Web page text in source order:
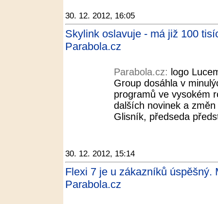
30. 12. 2012, 16:05
Skylink oslavuje - má již 100
Parabola.cz
Parabola.cz: logo
Group dosáhla v
programů ve vysokém
dalších novinek a
Glisník, předseda
30. 12. 2012, 15:14
Flexi 7 je u zákazníků úspěšný.
Parabola.cz